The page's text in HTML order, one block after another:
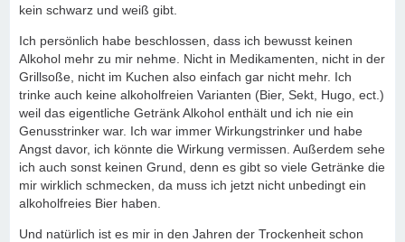
kein schwarz und weiß gibt.
Ich persönlich habe beschlossen, dass ich bewusst keinen
Alkohol mehr zu mir nehme. Nicht in Medikamenten, nicht in der
Grillsoße, nicht im Kuchen also einfach gar nicht mehr. Ich
trinke auch keine alkoholfreien Varianten (Bier, Sekt, Hugo, ect.)
weil das eigentliche Getränk Alkohol enthält und ich nie ein
Genusstrinker war. Ich war immer Wirkungstrinker und habe
Angst davor, ich könnte die Wirkung vermissen. Außerdem sehe
ich auch sonst keinen Grund, denn es gibt so viele Getränke die
mir wirklich schmecken, da muss ich jetzt nicht unbedingt ein
alkoholfreies Bier haben.
Und natürlich ist es mir in den Jahren der Trockenheit schon